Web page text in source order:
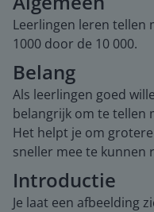
Leerlingen leren tellen
1000 door de 10 000.
Belang
Als leerlingen goed
belangrijk om te tellen
Het helpt je om
sneller mee te kunnen
Introductie
Je laat een afbeelding